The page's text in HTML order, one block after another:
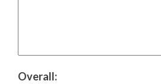
Overall: